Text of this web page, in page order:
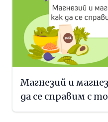
Магнезий и
да се справим с